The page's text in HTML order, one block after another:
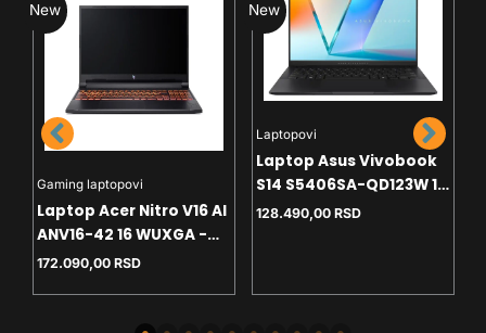
New
Gaming laptopovi
Laptop Acer Nitro V16 AI
ANV16-42 16 WUXGA -
R5-240 - 16GB - NVMe
172.090,00 RSD
New
Laptopovi
Laptop Asus Vivobook
S14 S5406SA-QD123W 14
WUXGA OLED - U7-256V
128.490,00 RSD